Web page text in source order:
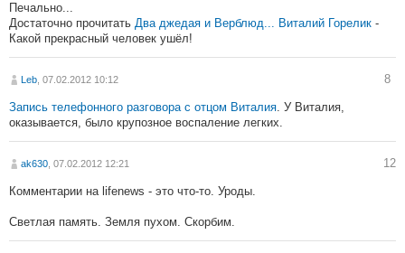
Печально...
Достаточно прочитать Два джедая и Верблюд... Виталий Горелик -
Какой прекрасный человек ушёл!
Leb , 07.02.2012 10:12 8
Запись телефонного разговора с отцом Виталия. У Виталия,
оказывается, было крупозное воспаление легких.
ak630 , 07.02.2012 12:21 12
Комментарии на lifenews - это что-то. Уроды.
Светлая память. Земля пухом. Скорбим.